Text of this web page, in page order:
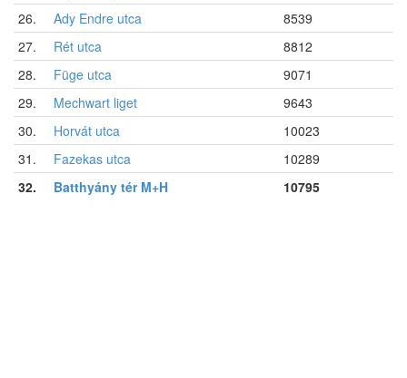
26.
Ady Endre utca
8539
27.
Rét utca
8812
28.
Füge utca
9071
29.
Mechwart liget
9643
30.
Horvát utca
10023
31.
Fazekas utca
10289
32.
Batthyány tér M+H 10795